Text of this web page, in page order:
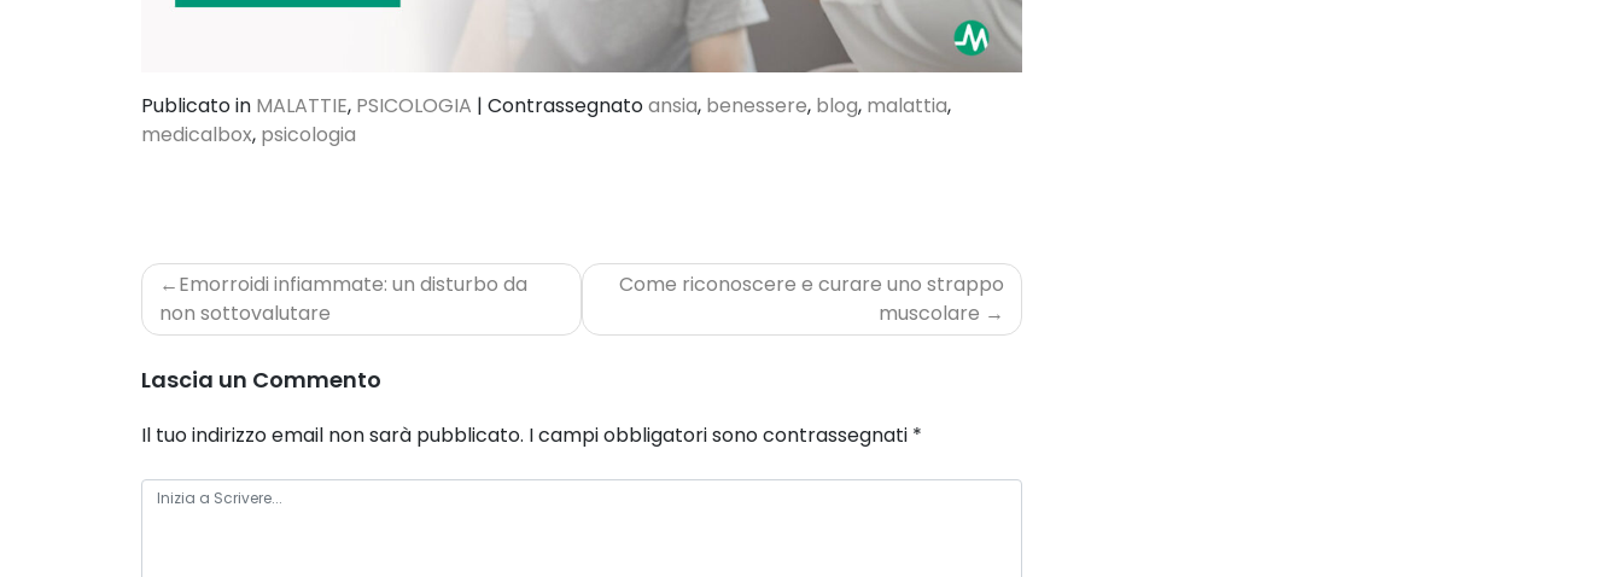
Publicato in MALATTIE, PSICOLOGIA | Contrassegnatoansia, benessere, blog, malattia,
medicalbox, psicologia
Navigazione
articoli
Emorroidi infiammate: un disturbo da
non sottovalutare
Come riconoscere e curare uno strappo
muscolare
Lascia un Commento
Il tuo indirizzo email non sarà pubblicato. I campi obbligatori sono contrassegnati *